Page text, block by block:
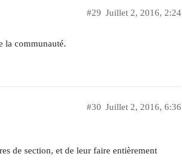
Juillet 2, 2016, 2:24
#29
la communauté.
Juillet 2, 2016, 6:36
#30
de section, et de leur faire entièrement